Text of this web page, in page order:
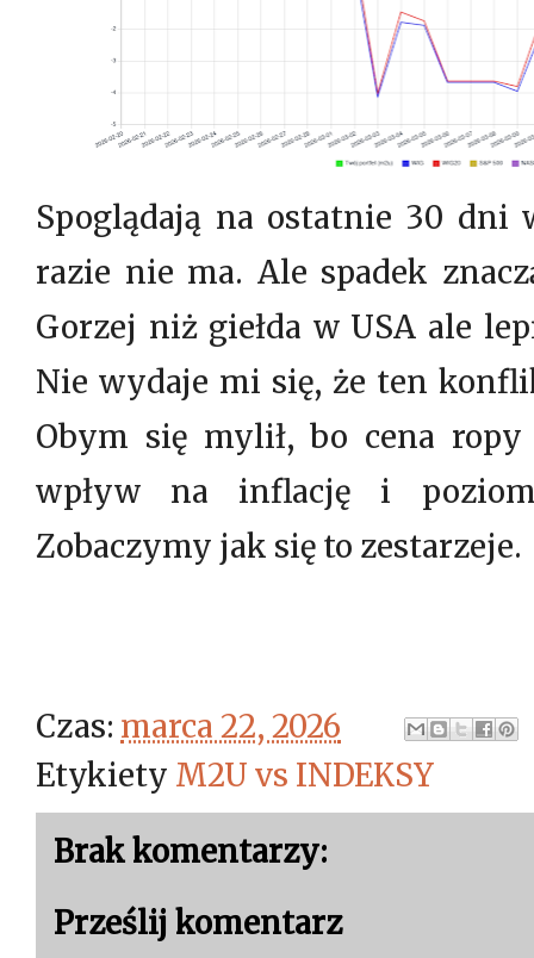
Spoglądają na ostatnie 30 dni
razie nie ma. Ale spadek
Gorzej niż giełda w USA ale
Nie wydaje mi się, że ten
Obym się mylił, bo cena ropy
wpływ na inflację i
Zobaczymy jak się to
Czas: marca 22, 2026
Etykiety M2U vs INDEKSY
Brak komentarzy:
Prześlij komentarz